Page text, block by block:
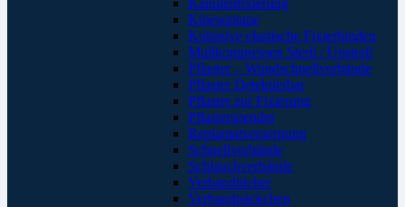
Kanülenfixierung
Kinesoptape
Kohäsive elastische Fixierbinden
Mullkompressen Steril / Unsteril
Pflaster – Wundschnellverbände
Pflaster Detektierbar
Pflaster zur Fixierung
Pflasterspender
Replantatversorgung
Schnellverbände
Schlauchverbände
Verbandtücher
Verbandpäckchen